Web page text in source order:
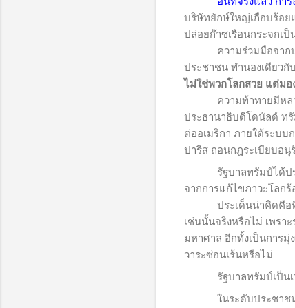
บริษัทยักษ์ใหญ่เกือบร้อย
ปล่อยก๊าซเรือนกระจกเ
ความร่วมมือจากบรร
ประชาชน ทำนองเดียว
ไม่ใช่พวกโลกสวย แต่มอ
ความท้าทายมีหลายเ
ประธานาธิบดีโดนัลด์ ทรั
ต่ออเมริกา ภายใต้ระบบ
ปารีส ถอนกฎระเบียบอ
รัฐบาลทรัมป์ได้ประ
จากการแก้ไขภาวะโลก
ประเด็นน่าคิดคือที่อ้า
เช่นนั้นจริงหรือไม่ เพรา
มหาศาล อีกทั้งเป็นการมุ่
วาระซ่อนเร้นหรือไม่
รัฐบาลทรัมป์เป็นเพีย
ในระดับประชาชน ห